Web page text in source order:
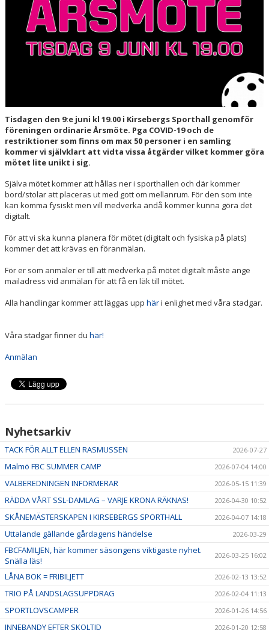
HALL OF FAME
Tisdagen den 9:e juni kl 19.00 i Kirsebergs Sporthall genomför
föreningen ordinarie Årsmöte. Pga COVID-19 och de
restriktioner som finns om max 50 personer i en samling
kommer vi självklart att vidta vissa åtgärder vilket kommer göra
mötet lite unikt i sig.
Själva mötet kommer att hållas ner i sporthallen och där kommer
bord/stolar att placeras ut med gott om mellanrum. För den som inte
kan komma fysiskt men vill medverka ändå kommer kunna göra det
digitalt.
För att vi ska kunna planera för mötet (digitalt och fysiska på plats)
kommer det att krävas en föranmälan.
För er som anmäler er till att medverka på mötet digitalt måste ange
mailadress vid anmälan för att få en läk till mötet.
Alla handlingar kommer att läggas upp häri enlighet med våra stadgar.
Våra stadgar finner du här!
Anmälan
Nyhetsarkiv
TACK FÖR ALLT ELLEN RASMUSSEN 2026-07-27
Malmö FBC SUMMER CAMP 2026-07-04 14:00
VALBEREDNINGEN INFORMERAR 2026-05-15 11:39
RÄDDA VÅRT SSL-DAMLAG – VARJE KRONA RÄKNAS! 2026-04-30 10:52
SKÅNEMÄSTERSKAPEN I KIRSEBERGS SPORTHALL 2026-04-07 14:18
Uttalande gällande gårdagens händelse 2026-03-29
FBCFAMILJEN, här kommer säsongens viktigaste nyhet.
Snälla läs!
2026-03-25 16:02
LÅNA BOK = FRIBILJETT 2026-02-13 13:52
TRIO PÅ LANDSLAGSUPPDRAG 2026-02-04 11:13
SPORTLOVSCAMPER 2026-01-26 14:56
INNEBANDY EFTER SKOLTID 2026-01-20 12:58